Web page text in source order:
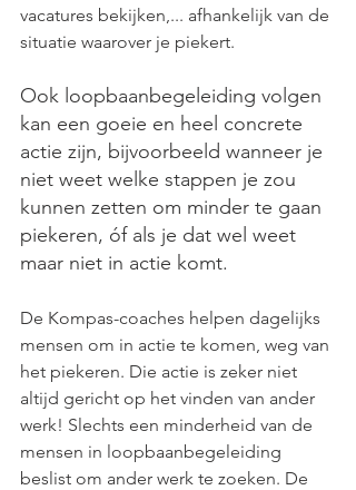
vacatures bekijken,... afhankelijk van de
situatie waarover je piekert.
Ook loopbaanbegeleiding volgen
kan een goeie en heel concrete
actie zijn, bijvoorbeeld wanneer je
niet weet welke stappen je zou
kunnen zetten om minder te gaan
piekeren, óf als je dat wel weet
maar niet in actie komt.
De Kompas-coaches helpen dagelijks
mensen om in actie te komen, weg van
het piekeren. Die actie is zeker niet
altijd gericht op het vinden van ander
werk! Slechts een minderheid van de
mensen in loopbaanbegeleiding
beslist om ander werk te zoeken. De